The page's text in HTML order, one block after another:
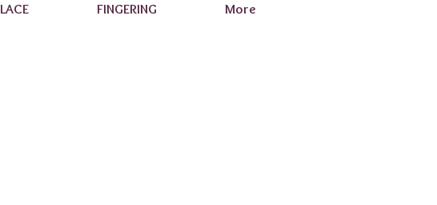
LACE FINGERING More